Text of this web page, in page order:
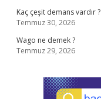
Kaç çeşit demans vardır ?
Temmuz 30, 2026
Wago ne demek ?
Temmuz 29, 2026